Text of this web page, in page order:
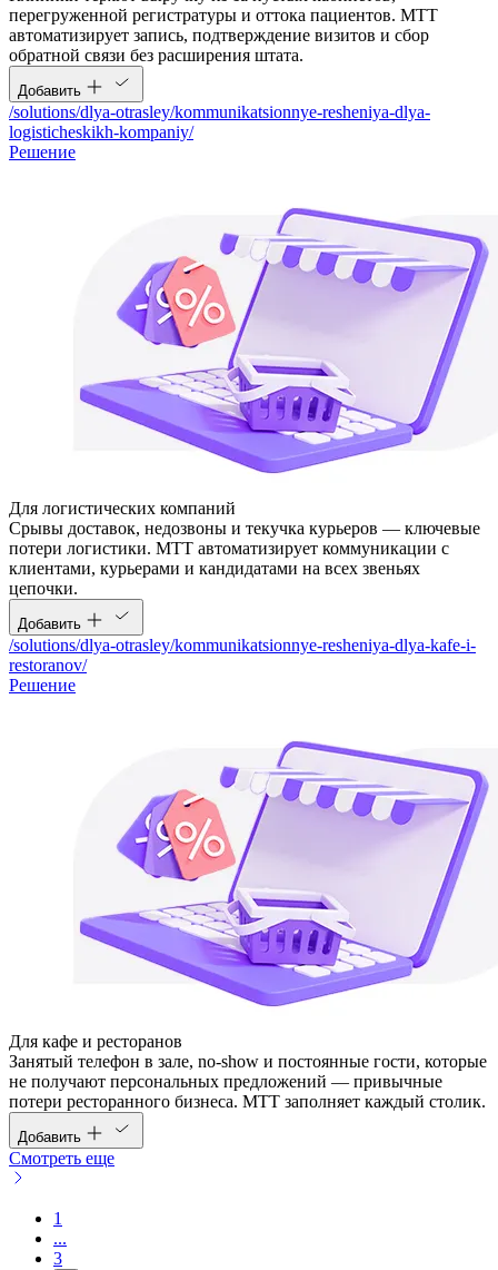
перегруженной регистратуры и оттока пациентов. МТТ
автоматизирует запись, подтверждение визитов и сбор
обратной связи без расширения штата.
Добавить
/solutions/dlya-otrasley/kommunikatsionnye-resheniya-dlya-
logisticheskikh-kompaniy/
Решение
Для логистических компаний
Срывы доставок, недозвоны и текучка курьеров — ключевые
потери логистики. МТТ автоматизирует коммуникации с
клиентами, курьерами и кандидатами на всех звеньях
цепочки.
Добавить
/solutions/dlya-otrasley/kommunikatsionnye-resheniya-dlya-kafe-i-
restoranov/
Решение
Для кафе и ресторанов
Занятый телефон в зале, no-show и постоянные гости, которые
не получают персональных предложений — привычные
потери ресторанного бизнеса. МТТ заполняет каждый столик.
Добавить
Смотреть еще
1
...
3